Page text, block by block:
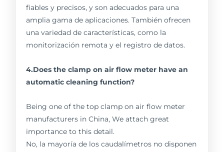
fiables y precisos, y son adecuados para una
amplia gama de aplicaciones. También ofrecen
una variedad de características, como la
monitorización remota y el registro de datos.
4.Does the clamp on air flow meter have an
automatic cleaning function?
Being one of the top clamp on air flow meter
manufacturers in China, We attach great
importance to this detail.
No, la mayoría de los caudalímetros no disponen